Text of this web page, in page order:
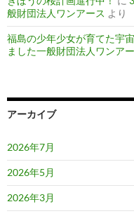
般財団法人ワンアース より
福島の少年少女が育てた宇
ました一般財団法人ワンア
アーカイブ
2026年7月
2026年5月
2026年3月